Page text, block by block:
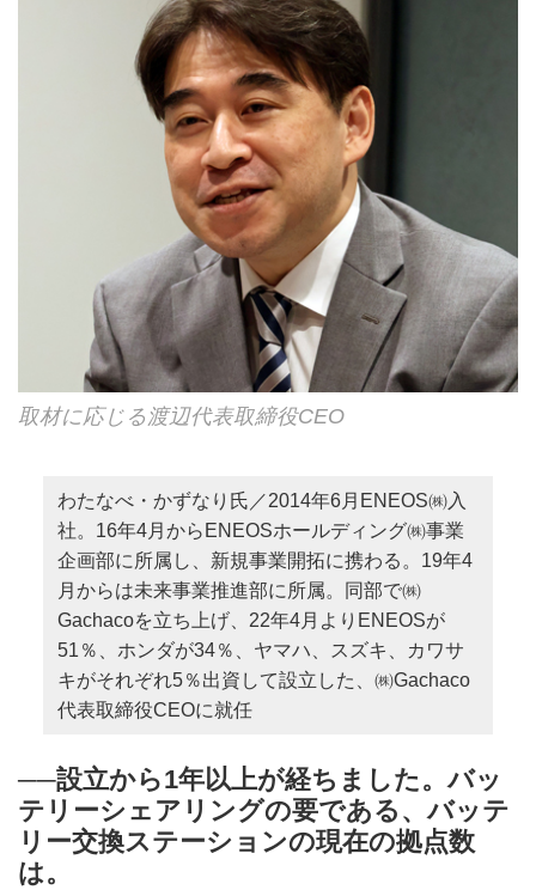
取材に応じる渡辺代表取締役CEO
わたなべ・かずなり氏／2014年6月ENEOS㈱入
社。16年4月からENEOSホールディング㈱事業
企画部に所属し、新規事業開拓に携わる。19年4
月からは未来事業推進部に所属。同部で㈱
Gachacoを立ち上げ、22年4月よりENEOSが
51％、ホンダが34％、ヤマハ、スズキ、カワサ
キがそれぞれ5％出資して設立した、㈱Gachaco
代表取締役CEOに就任
──設立から1年以上が経ちました。バッ
テリーシェアリングの要である、バッテ
リー交換ステーションの現在の拠点数
は。